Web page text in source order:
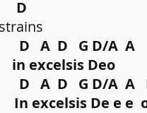
D
D G D/A A
excelsis Deo
D G D/A A
excelsis De e e